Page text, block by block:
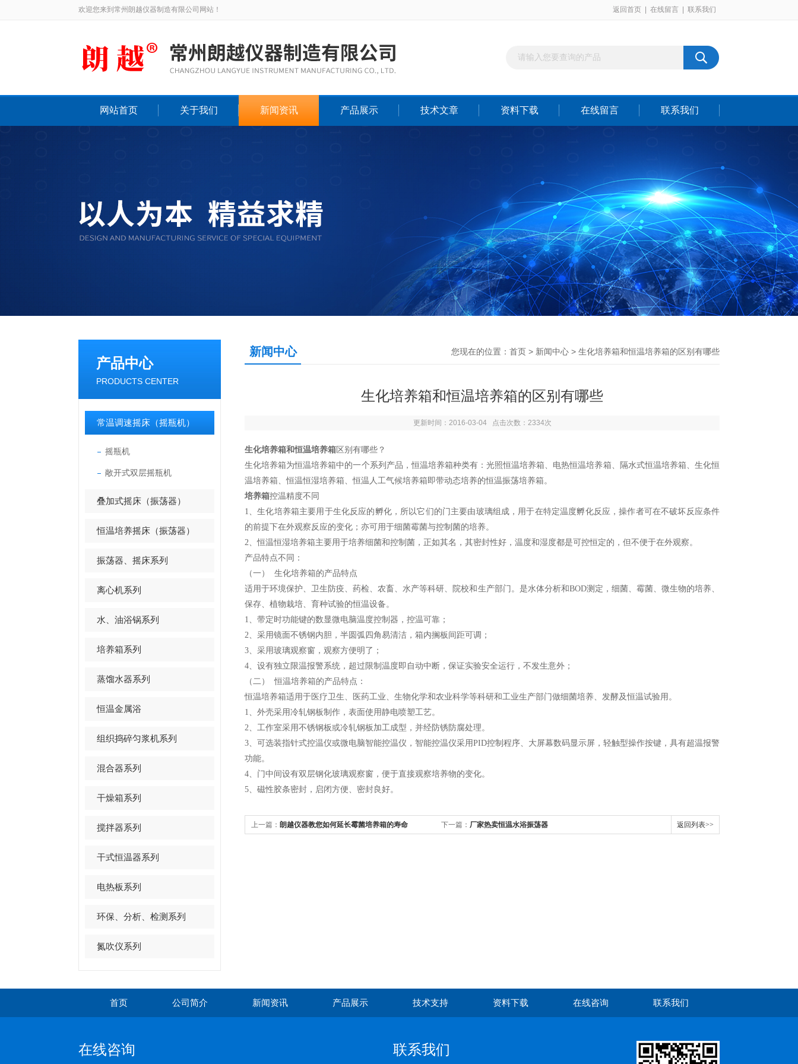
欢迎您来到常州朗越仪器制造有限公司网站！ 返回首页 在线留言 联系我们
网站首页 关于我们 新闻资讯 产品展示 技术文章 资料下载 在线留言 联系我们
产品中心
PRODUCTS CENTER
常温调速摇床（摇瓶机）
摇瓶机
敞开式双层摇瓶机
叠加式摇床（振荡器）
恒温培养摇床（振荡器）
振荡器、摇床系列
离心机系列
水、油浴锅系列
培养箱系列
蒸馏水器系列
恒温金属浴
组织捣碎匀浆机系列
混合器系列
干燥箱系列
搅拌器系列
干式恒温器系列
电热板系列
环保、分析、检测系列
氮吹仪系列
新闻中心 您现在的位置： 首页 > 新闻中心 > 生化培养箱和恒温培养箱的区别有哪些
生化培养箱和恒温培养箱的区别有哪些
更新时间：2016-03-04 点击次数：2334次
生化培养箱和恒温培养箱 区别有哪些？
生化培养箱为恒温培养箱中的一个系列产品，恒温培养箱种类有：光照恒温培养箱、电热恒温培养箱、隔水式恒温培养箱、生化恒
温培养箱、恒温恒湿培养箱、恒温人工气候培养箱即带动态培养的恒温振荡培养箱。
培养箱控温精度不同
1、生化培养箱主要用于生化反应的孵化，所以它们的门主要由玻璃组成，用于在特定温度孵化反应，操作者可在不破坏反应条件
的前提下在外观察反应的变化；亦可用于细菌霉菌与控制菌的培养。
2、恒温恒湿培养箱主要用于培养细菌和控制菌，正如其名，其密封性好，温度和湿度都是可控恒定的，但不便于在外观察。
产品特点不同：
（一）
生化培养箱的产品特点
适用于环境保护、卫生防疫、药检、农畜、水产等科研、院校和生产部门。是水体分析和BOD测定，细菌、霉菌、微生物的培养、
保存、植物栽培、育种试验的恒温设备。
1、带定时功能键的数显微电脑温度控制器，控温可靠；
2、采用镜面不锈钢内胆，半圆弧四角易清洁，箱内搁板间距可调；
3、采用玻璃观察窗，观察方便明了；
4、设有独立限温报警系统，超过限制温度即自动中断，保证实验安全运行，不发生意外；
（二）
恒温培养箱的产品特点：
恒温培养箱适用于医疗卫生、医药工业、生物化学和农业科学等科研和工业生产部门做细菌培养、发酵及恒温试验用。
1、外壳采用冷轧钢板制作，表面使用静电喷塑工艺。
2、工作室采用不锈钢板或冷轧钢板加工成型，并经防锈防腐处理。
3、可选装指针式控温仪或微电脑智能控温仪，智能控温仪采用PID控制程序、大屏幕数码显示屏，轻触型操作按键，具有超温报警
功能。
4、门中间设有双层钢化玻璃观察窗，便于直接观察培养物的变化。
5、磁性胶条密封，启闭方便、密封良好。
上一篇： 朗越仪器教您如何延长霉菌培养箱的寿命 下一篇： 厂家热卖恒温水浴振荡器 返回列表>>
首页 公司简介 新闻资讯 产品展示 技术支持 资料下载 在线咨询 联系我们
在线咨询 联系我们